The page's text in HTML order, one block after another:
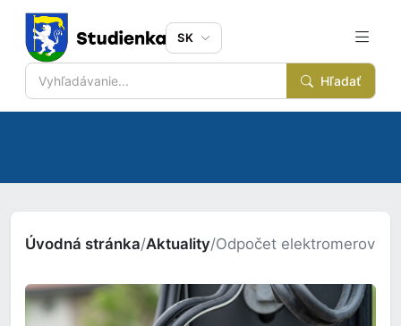
Hľadať
SK
Úvodná stránka/Aktuality/Odpočet elektromerov